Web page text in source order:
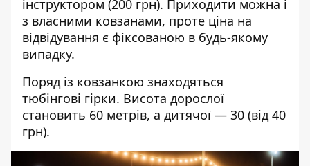
інструктором (200 грн). Приходити можна і
з власними ковзанами, проте ціна на
відвідування є фіксованою в будь-якому
випадку.
Поряд із ковзанкою знаходяться
тюбінгові гірки. Висота дорослої
становить 60 метрів, а дитячої — 30 (від 40
грн).